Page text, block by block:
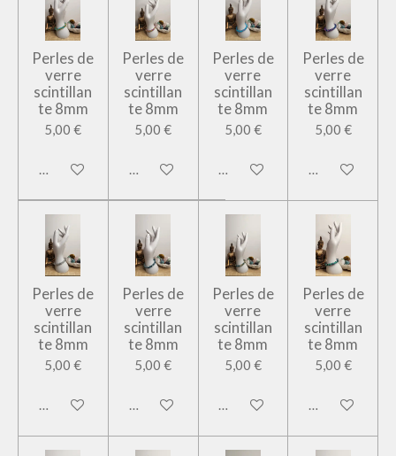
Perles de
verre
scintillan
te 8mm
5,00 €
Ajouter au panier
Perles de
verre
scintillan
te 8mm
5,00 €
Ajouter au panier
Perles de
verre
scintillan
te 8mm
5,00 €
Ajouter au panier
Perles de
verre
scintillan
te 8mm
5,00 €
Ajouter au
Perles de
verre
scintillan
te 8mm
5,00 €
Ajouter au panier
Perles de
verre
scintillan
te 8mm
5,00 €
Ajouter au panier
Perles de
verre
scintillan
te 8mm
5,00 €
Ajouter au panier
Perles de
verre
scintillan
te 8mm
5,00 €
Ajouter au